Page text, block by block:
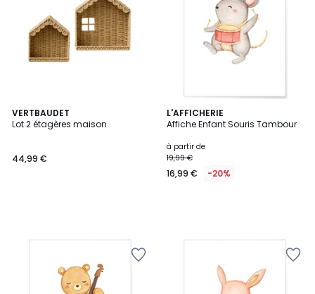
VERTBAUDET
Lot 2 étagères maison
44,99 €
L'AFFICHERIE
Affiche Enfant Souris Tambour
à partir de
19,99 €
16,99 € -20%